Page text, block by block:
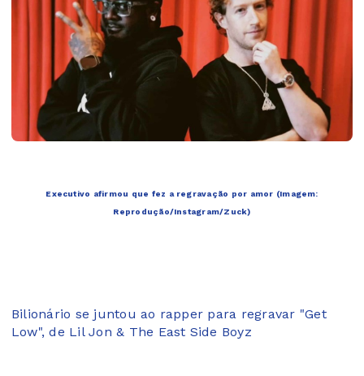
Executivo afirmou que fez a regravação por amor (Imagem:
Reprodução/Instagram/Zuck)
Bilionário se juntou ao rapper para regravar "Get
Low", de Lil Jon & The East Side Boyz